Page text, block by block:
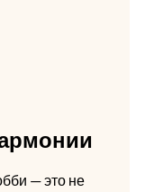
— это не